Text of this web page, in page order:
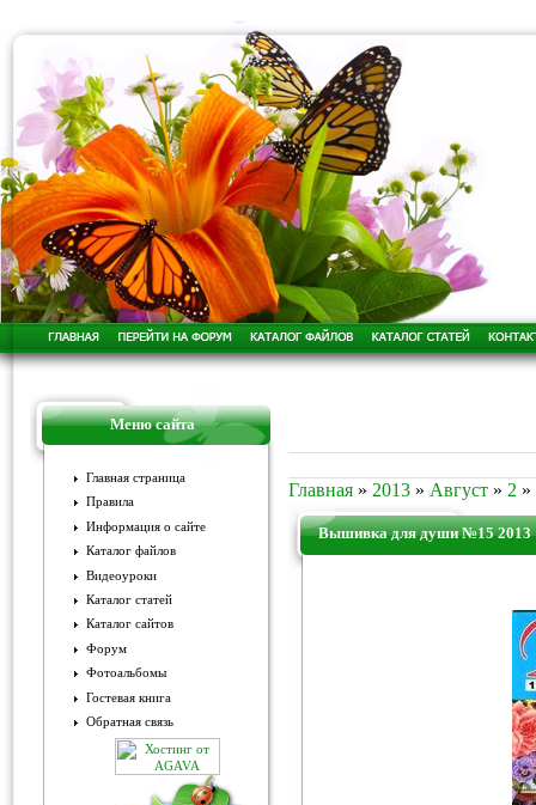
Меню сайта
Главная страница
Правила
Информация о сайте
Каталог файлов
Видеоуроки
Каталог статей
Каталог сайтов
Форум
Фотоальбомы
Гостевая книга
Обратная связь
Главная » 2013 » Август » 2
Вышивка для души №15 2013